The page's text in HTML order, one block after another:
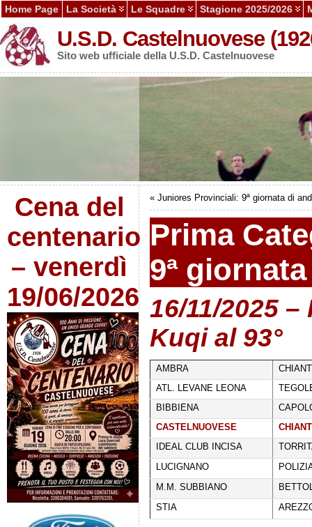
Home Page La Società Le Squadre Stagione 2025/2026
U.S.D. Castelnuovese
Sito web ufficiale della U.S.D. Castelnuovese
Cena del
centenario
– venerdì
19/06/2026
« Juniores Provinciali: 9ª giornata di
Prima
9ª
16/11/2025
Kuqi al 93°
AMBRA
ATL. LEVANE LEONA
BIBBIENA
CASTELNUOVESE
IDEAL CLUB INCISA
LUCIGNANO
M.M. SUBBIANO
STIA